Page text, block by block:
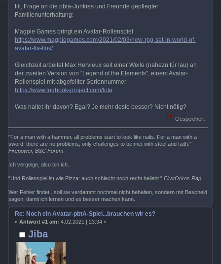
Hi, Frage an die pbta-Junkies und Freunde gepflegter
Familienunterhaltung:
Magpie Games bringt ein Avatar-Rollenspiel
https://www.magpiegames.com/2021/02/03/new-rpg-set-in-world-of-
avatar-tla-tlok/
Gleichzeit arbeitet Max Hervieux seit einer Weile (nahezu für lau) an
der zweiten Version von "Legend of the Elements", einem Avatar-
Rollenspiel mit abgefeilter Seriennummer
https://www.logbook-project.com/lote
Was haltet ihr davon? Egal? Je mehr desto besser? Nicht nötig?
Gespeichert
"For a man with a hammer, all problems start to look like nails. For a man with a
sword, there are no problems, only challenges to be met with steel and faith."
Firepower, B&C Forum
Ich vergeige, also bin ich.
"Und Rollenspiel ist wie Pizza: auch schlecht noch recht beliebt."FirstOrkos Rap
Wer Fehler findet...soll sie verdammt nochmal nicht behalten, sondern mir Bescheid
sagen, damit ich lernen und es besser machen kann.
Jiba
Re: Noch ein Avatar-pbtA-Spiel...brauchen wir es?
« Antwort #1 am: 4.02.2021 | 23:34 »